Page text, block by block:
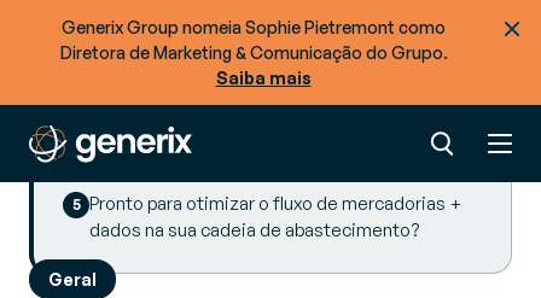
Generix Group nomeia Sophie Pietremont como
Diretora de Marketing & Comunicação do Grupo.
Saiba mais
Geral
1. Passos para a organização de um armazém
2. Tipos de organização de armazéns
3. Ferramentas de gestão do armazém
Procurar mais recursos
Pronto para otimizar o fluxo de mercadorias +
dados na sua cadeia de abastecimento?